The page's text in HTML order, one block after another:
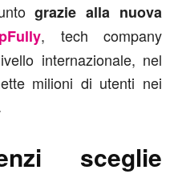
grazie alla nuova
, tech company
internazionale, nel
milioni di utenti nei
sceglie